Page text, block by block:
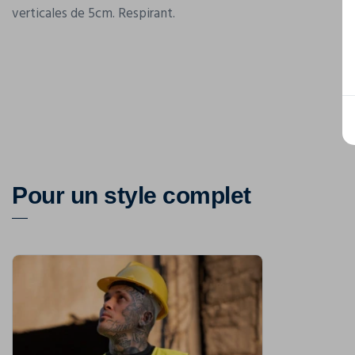
verticales de 5cm. Respirant.
Pour un style complet